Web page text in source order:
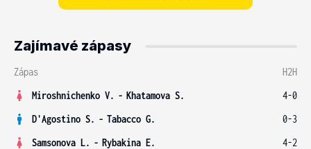
Zajímavé zápasy
Zápas
H2H
Miroshnichenko V. - Khatamova S.
4-0
D'Agostino S. - Tabacco G.
0-3
Samsonova L. - Rybakina E.
4-2